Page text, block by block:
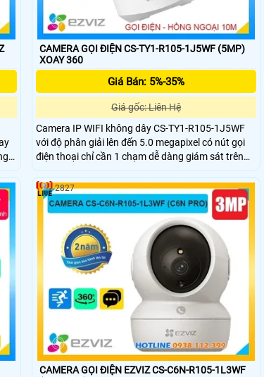
CAMERA GỌI ĐIỆN CS-TY1-R105-1J5WF (5MP)
XOAY 360
Giá Bán: 5%-35%
Giá gốc: Liên Hệ
Camera IP WIFI không dây CS-TY1-R105-1J5WF
với độ phân giải lên đến 5.0 megapixel có nút gọi
điện thoại chỉ cần 1 chạm dễ dàng giám sát trên
điện thoại hồng ngoại tầm nhìn xa 10m. Camera
được thiết kế mỹ thuật cao và bắt mắt, camera có
khả năng xoay 360 độ tích họp mic và loa đàm
thoại 2 chiều, phát hiện và theo dõi chuyển động
thông minh camera cho hình ảnh sắc nét giá rẻ.
CAMERA GỌI ĐIỆN EZVIZ CS-C6N-R105-1L3WF
2827